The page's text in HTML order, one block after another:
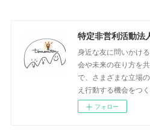
特定非営利活動法
身近な友に問いかけ
会や未来の在り方を
で、さまざまな立場
え行動する機会をつく
フォロー